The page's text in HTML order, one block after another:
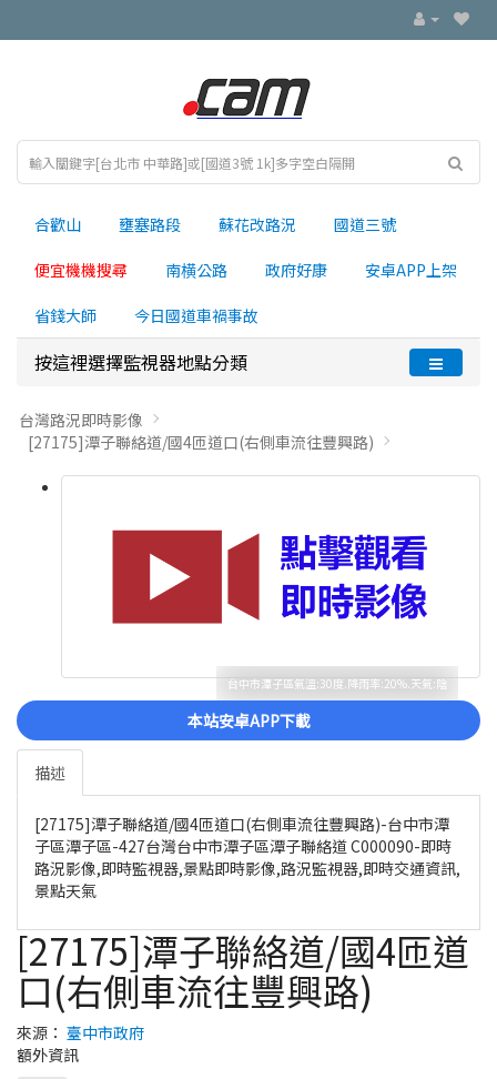
合歡山 壅塞路段 蘇花改路況 國道三號
便宜機機搜尋 南横公路 政府好康 安卓APP上架
省錢大師 今日國道車禍事故
按這裡選擇監視器地點分類
台灣路況即時影像
[27175]潭子聯絡道/國4匝道口(右側車流往豐興路)
台中市潭子區氣溫:30度.降雨率:20%.天氣:陰
本站安卓APP下載
描述
[27175]潭子聯絡道/國4匝道口(右側車流往豐興路)-台中市潭
子區潭子區-427台灣台中市潭子區潭子聯絡道 C000090-即時
路況影像,即時監視器,景點即時影像,路況監視器,即時交通資訊,
景點天氣
[27175]潭子聯絡道/國4匝道
口(右側車流往豐興路)
來源： 臺中市政府
額外資訊